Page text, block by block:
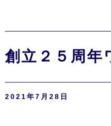
創立２５周年
2021年7月28日